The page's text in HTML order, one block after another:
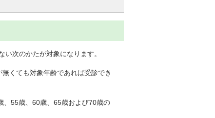
次のかたが対象になります。
くても対象年齢であれば受診でき
、55歳、60歳、65歳および70歳の